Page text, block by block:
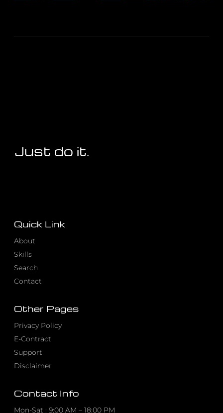
Just do it.
Quick Link
About
Skills
Search
Contact
Other Pages
Privacy Policy
E-Contract
Support
Disclaimer
Contact Info
Mon-Sat : 9:00 AM – 18:00 PM